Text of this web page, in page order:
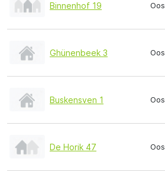
Binnenhof 19
Ghünenbeek 3
Buskensven 1
De Horik 47